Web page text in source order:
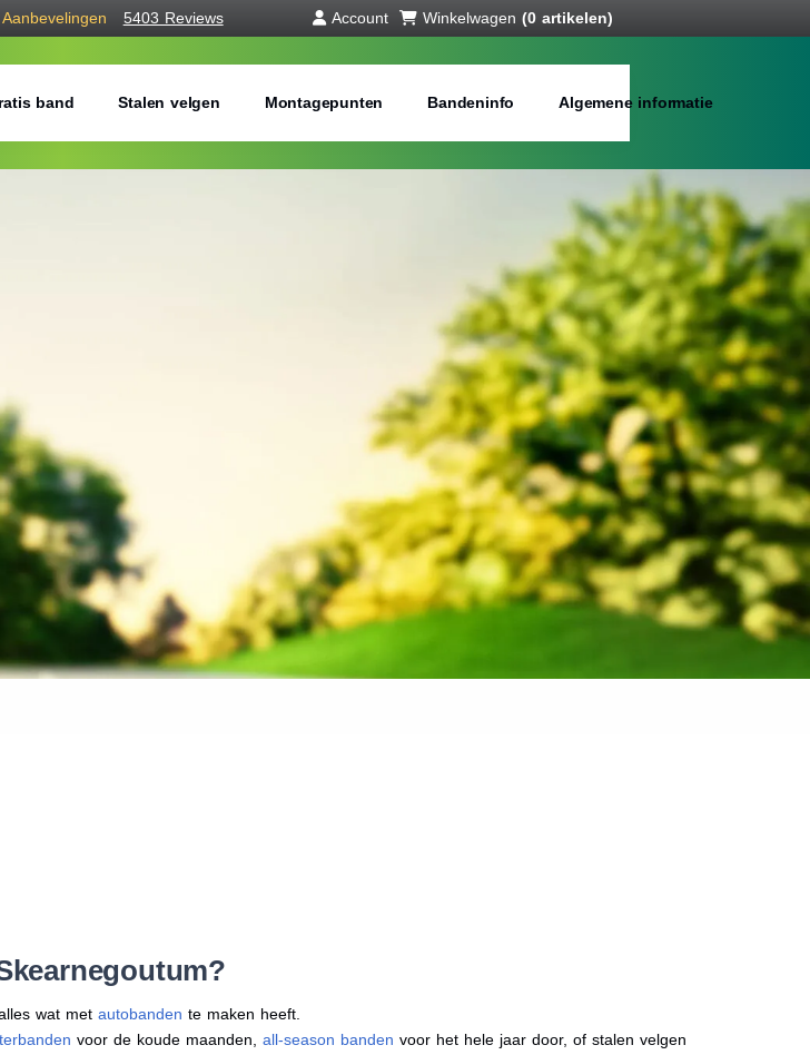
Aanbevelingen 5403 Reviews Account Winkelwagen (0 artikelen)
band Stalen velgen Montagepunten Bandeninfo Algemene informatie
Inch:
Waar vind ik de maat van mijn banden
Help mij met bestellen
wat met autobanden te maken heeft.
voor de koude maanden, all-season banden voor het hele jaar door, of stalen velgen